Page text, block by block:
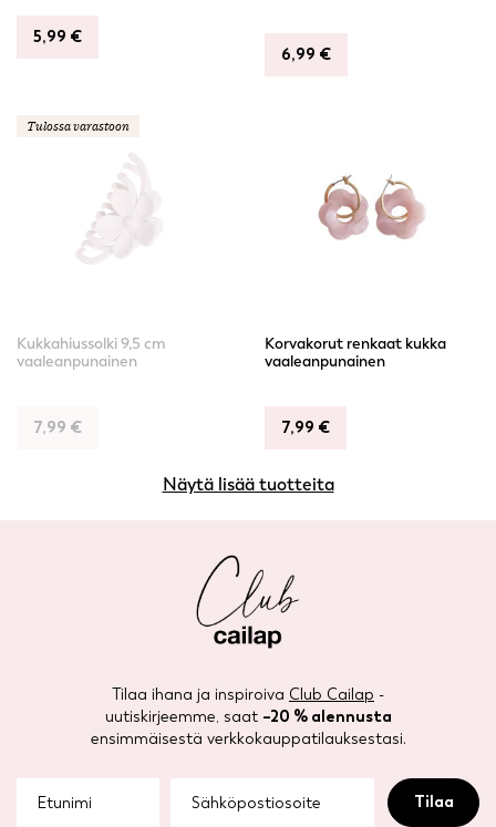
5,99 €
6,99 €
Tulossa varastoon
Kukkahiussolki 9,5 cm
vaaleanpunainen
7,99 €
Korvakorut renkaat kukka
vaaleanpunainen
7,99 €
Näytä lisää tuotteita
Tilaa ihana ja inspiroiva Club Cailap -
uutiskirjeemme, saat –20 % alennusta
ensimmäisestä verkkokauppatilauksestasi.